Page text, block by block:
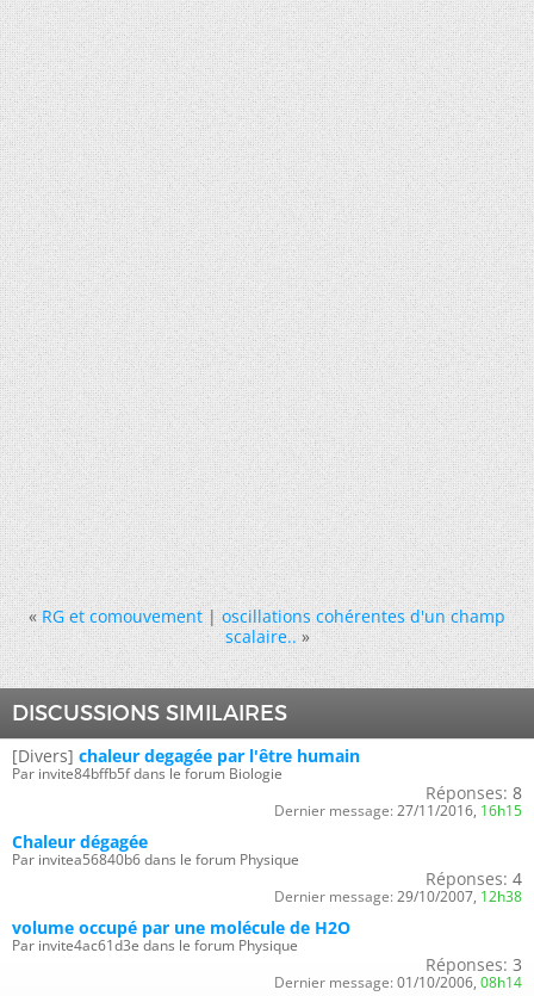
« RG et comouvement|oscillations cohérentes d'un champ
scalaire.. »
DISCUSSIONS SIMILAIRES
[Divers] chaleur degagée par l'être humain
Par invite84bffb5f dans le forum Biologie
Réponses: 8
Dernier message: 27/11/2016, 16h15
Chaleur dégagée
Par invitea56840b6 dans le forum Physique
Réponses: 4
Dernier message: 29/10/2007, 12h38
volume occupé par une molécule de H2O
Par invite4ac61d3e dans le forum Physique
Réponses: 3
Dernier message: 01/10/2006, 08h14